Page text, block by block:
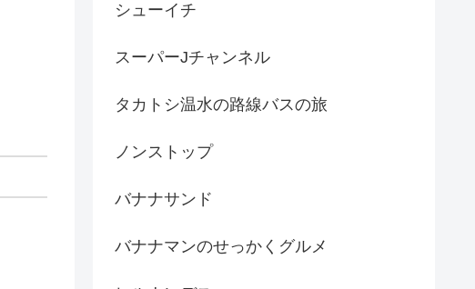
シューイチ
スーパーJチャンネル
タカトシ温水の路線バスの旅
ノンストップ
バナナサンド
バナナマンのせっかくグルメ